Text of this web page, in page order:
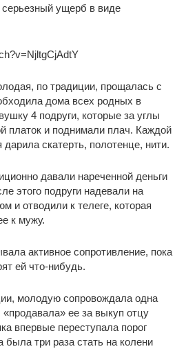
ущерб в виде
по традиции, прощалась с
дома всех родных в
4 подруги, которые за углы
платок и поднимали плач. Каждой
скатерть, полотенце, нити.
давали нареченной деньги
этого подруги надевали на
и отводили к телеге, которая
к мужу.
активное сопротивление, пока
ей что-нибудь.
молодую сопровождала одна
«продавала» ее за выкуп отцу
впервые переступала порог
три раза стать на колени